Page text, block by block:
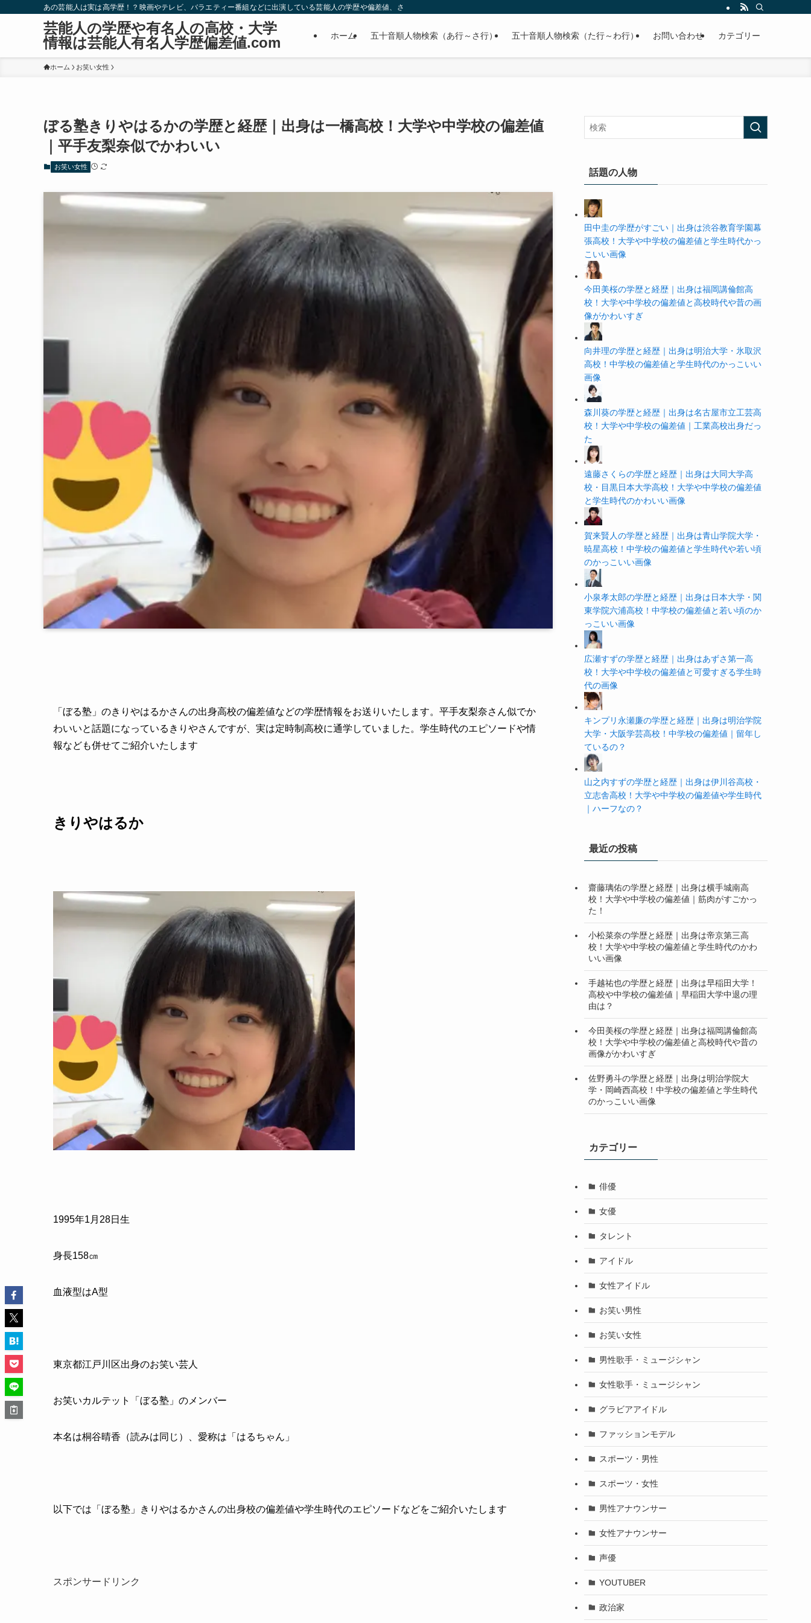
あの芸能人は実は高学歴！？映画やテレビ、バラエティー番組などに出演している芸能人の学歴や偏差値、さらに政治家やスポーツ選手などの有名人の学歴や高校・大学の偏差値まで紹介していきます。
芸能人の学歴や有名人の高校・大学
情報は芸能人有名人学歴偏差値.com
ホーム 五十音順人物検索（あ行～さ行） 五十音順人物検索（た行～わ行） お問い合わせ カテゴリー
ホーム お笑い女性
ぼる塾きりやはるかの学歴と経歴｜出身は一橋高校！大学や中学校の偏差値
｜平手友梨奈似でかわいい
お笑い女性
「ぼる塾」のきりやはるかさんの出身高校の偏差値などの学歴情報をお送りいたします。平手友梨奈さん似でか
わいいと話題になっているきりやさんですが、実は定時制高校に通学していました。学生時代のエピソードや情
報なども併せてご紹介いたします
きりやはるか
1995年1月28日生
身長158㎝
血液型はA型
東京都江戸川区出身のお笑い芸人
お笑いカルテット「ぼる塾」のメンバー
本名は桐谷晴香（読みは同じ）、愛称は「はるちゃん」
以下では「ぼる塾」きりやはるかさんの出身校の偏差値や学生時代のエピソードなどをご紹介いたします
スポンサードリンク
話題の人物
田中圭の学歴がすごい｜出身は渋谷教育学園幕
張高校！大学や中学校の偏差値と学生時代かっ
こいい画像
今田美桜の学歴と経歴｜出身は福岡講倫館高
校！大学や中学校の偏差値と高校時代や昔の画
像がかわいすぎ
向井理の学歴と経歴｜出身は明治大学・氷取沢
高校！中学校の偏差値と学生時代のかっこいい
画像
森川葵の学歴と経歴｜出身は名古屋市立工芸高
校！大学や中学校の偏差値｜工業高校出身だっ
た
遠藤さくらの学歴と経歴｜出身は大同大学高
校・目黒日本大学高校！大学や中学校の偏差値
と学生時代のかわいい画像
賀来賢人の学歴と経歴｜出身は青山学院大学・
暁星高校！中学校の偏差値と学生時代や若い頃
のかっこいい画像
小泉孝太郎の学歴と経歴｜出身は日本大学・関
東学院六浦高校！中学校の偏差値と若い頃のか
っこいい画像
広瀬すずの学歴と経歴｜出身はあずさ第一高
校！大学や中学校の偏差値と可愛すぎる学生時
代の画像
キンプリ永瀬廉の学歴と経歴｜出身は明治学院
大学・大阪学芸高校！中学校の偏差値｜留年し
ているの？
山之内すずの学歴と経歴｜出身は伊川谷高校・
立志舎高校！大学や中学校の偏差値や学生時代
｜ハーフなの？
最近の投稿
齋藤璃佑の学歴と経歴｜出身は横手城南高
校！大学や中学校の偏差値｜筋肉がすごかっ
た！
小松菜奈の学歴と経歴｜出身は帝京第三高
校！大学や中学校の偏差値と学生時代のかわ
いい画像
手越祐也の学歴と経歴｜出身は早稲田大学！
高校や中学校の偏差値｜早稲田大学中退の理
由は？
今田美桜の学歴と経歴｜出身は福岡講倫館高
校！大学や中学校の偏差値と高校時代や昔の
画像がかわいすぎ
佐野勇斗の学歴と経歴｜出身は明治学院大
学・岡崎西高校！中学校の偏差値と学生時代
のかっこいい画像
カテゴリー
俳優
女優
タレント
アイドル
女性アイドル
お笑い男性
お笑い女性
男性歌手・ミュージシャン
女性歌手・ミュージシャン
グラビアアイドル
ファッションモデル
スポーツ・男性
スポーツ・女性
男性アナウンサー
女性アナウンサー
声優
YOUTUBER
政治家